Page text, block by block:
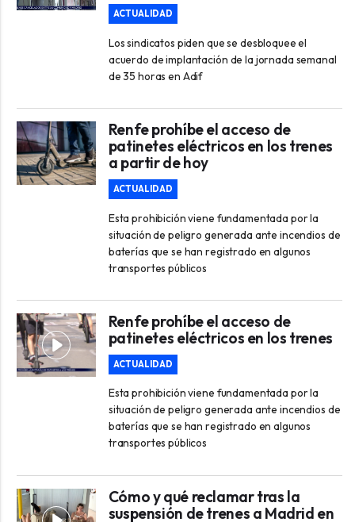
ACTUALIDAD
Los sindicatos piden que se desbloquee el
acuerdo de implantación de la jornada semanal
de 35 horas en Adif
Renfe prohíbe el acceso de
patinetes eléctricos en los trenes
a partir de hoy
ACTUALIDAD
Esta prohibición viene fundamentada por la
situación de peligro generada ante incendios de
baterías que se han registrado en algunos
transportes públicos
Renfe prohíbe el acceso de
patinetes eléctricos en los trenes
ACTUALIDAD
Esta prohibición viene fundamentada por la
situación de peligro generada ante incendios de
baterías que se han registrado en algunos
transportes públicos
Cómo y qué reclamar tras la
suspensión de trenes a Madrid en